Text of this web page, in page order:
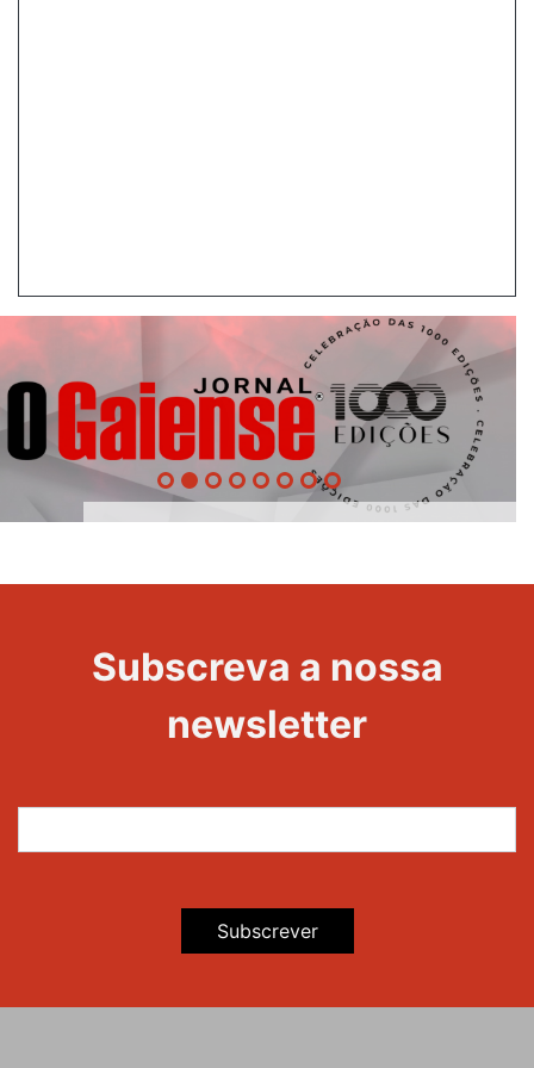
Evento
Subscreva a nossa
newsletter
Subscrever